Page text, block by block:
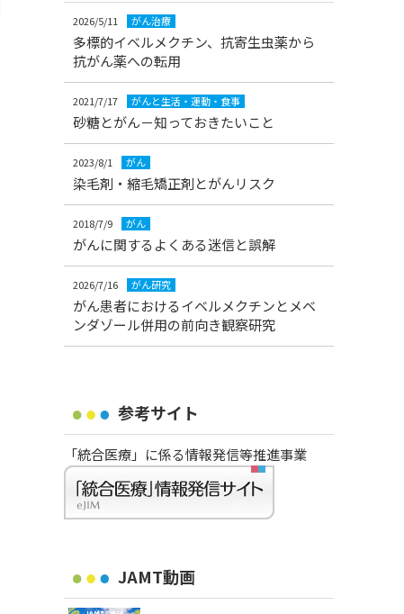
2026/5/11 がん治療
多標的イベルメクチン、抗寄生虫薬から
抗がん薬への転用
2021/7/17 がんと生活・運動・食事
砂糖とがん－知っておきたいこと
2023/8/1 がん
染毛剤・縮毛矯正剤とがんリスク
2018/7/9 がん
がんに関するよくある迷信と誤解
2026/7/16 がん研究
がん患者におけるイベルメクチンとメベ
ンダゾール併用の前向き観察研究
参考サイト
「統合医療」に係る情報発信等推進事業
JAMT動画